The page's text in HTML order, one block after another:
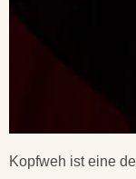
Kopfweh ist eine